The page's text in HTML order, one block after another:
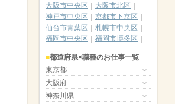
大阪市中央区
大阪市北区
神戸市中央区
京都市下京区
仙台市青葉区
札幌市中央区
福岡市中央区
福岡市博多区
都道府県×職種のお仕事一覧
東京都
大阪府
神奈川県